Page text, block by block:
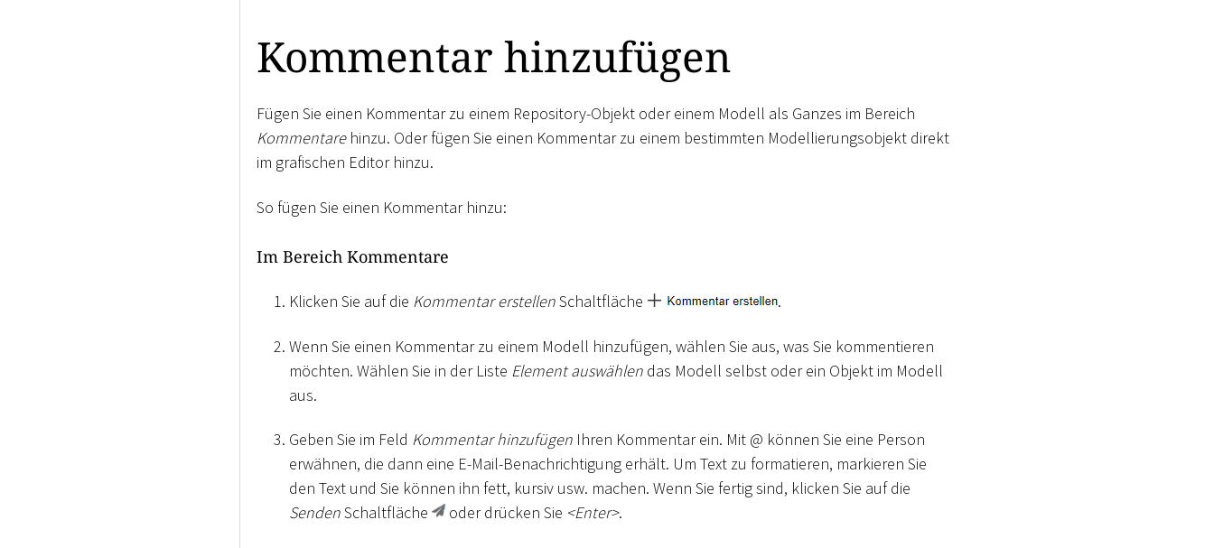
Kommentar hinzufügen
Fügen Sie einen Kommentar zu einem Repository-Objekt oder einem Modell als Ganzes im Bereich
Kommentarehinzu. Oder fügen Sie einen Kommentar zu einem bestimmten Modellierungsobjekt direkt
im grafischen Editor hinzu.
So fügen Sie einen Kommentar hinzu:
Im Bereich Kommentare
Klicken Sie auf die Kommentar erstellenSchaltfläche .
Wenn Sie einen Kommentar zu einem Modell hinzufügen, wählen Sie aus, was Sie kommentieren
möchten. Wählen Sie in der Liste Element auswählen das Modell selbst oder ein Objekt im Modell
aus.
Geben Sie im Feld Kommentar hinzufügen Ihren Kommentar ein. Mit @ können Sie eine Person
erwähnen, die dann eine E-Mail-Benachrichtigung erhält. Um Text zu formatieren, markieren Sie
den Text und Sie können ihn fett, kursiv usw. machen. Wenn Sie fertig sind, klicken Sie auf die
SendenSchaltfläche oder drücken Sie <Enter>.